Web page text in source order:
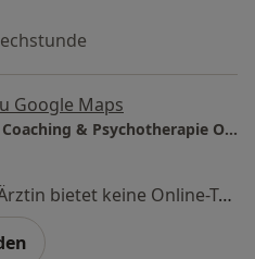
Google Maps
Privatpraxis für Resilienz Coaching & Psychotherapie Olga Harlamova
Dieser Arzt bzw. diese Ärztin bietet keine Online-Terminbuchung an diesem Standort an.